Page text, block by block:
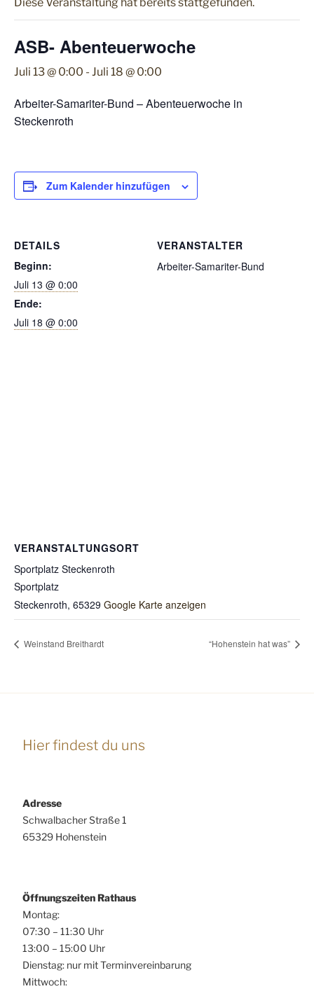
ASB- Abenteuerwoche
Juli 13 @ 0:00 - Juli 18 @ 0:00
Arbeiter-Samariter-Bund – Abenteuerwoche in
Steckenroth
Zum Kalender hinzufügen
DETAILS
Beginn:
Juli 13 @ 0:00
Ende:
Juli 18 @ 0:00
VERANSTALTER
Arbeiter-Samariter-Bund
VERANSTALTUNGSORT
Sportplatz Steckenroth
Sportplatz
Steckenroth, 65329 Google Karte anzeigen
Weinstand Breithardt “Hohenstein hat was”
Hier findest du uns
Adresse
Schwalbacher Straße 1
65329 Hohenstein
Öffnungszeiten Rathaus
Montag:
07:30 – 11:30 Uhr
13:00 – 15:00 Uhr
Dienstag: nur mit Terminvereinbarung
Mittwoch: